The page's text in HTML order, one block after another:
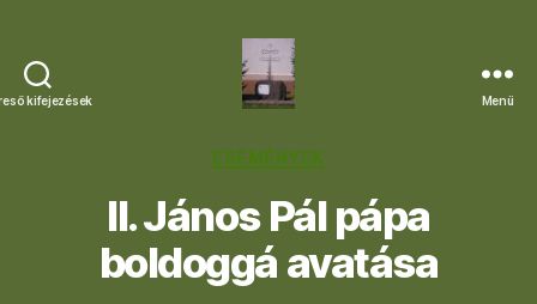
kifejezések
Egyházközség
Menü
Kategóriák
ESEMÉNYEK
II. János Pál pápa
boldoggá avatása